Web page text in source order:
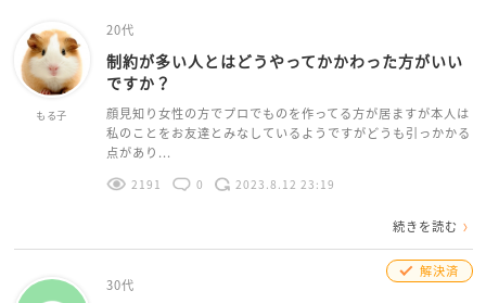
もる子
20代
制約が多い人とはどうやってかかわった方がいい
ですか？
顔見知り女性の方でプロでものを作ってる方が居ますが本人は
私のことをお友達とみなしているようですがどうも引っかかる
点があり...
2191 0 2023.8.12 23:19
続きを読む
解決済
30代